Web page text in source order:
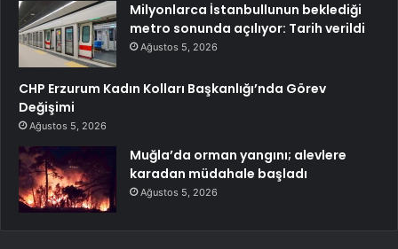
Milyonlarca İstanbullunun beklediği
metro sonunda açılıyor: Tarih verildi
Ağustos 5, 2026
CHP Erzurum Kadın Kolları Başkanlığı’nda Görev
Değişimi
Ağustos 5, 2026
Muğla’da orman yangını; alevlere
karadan müdahale başladı
Ağustos 5, 2026